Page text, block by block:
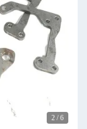
2 / 6